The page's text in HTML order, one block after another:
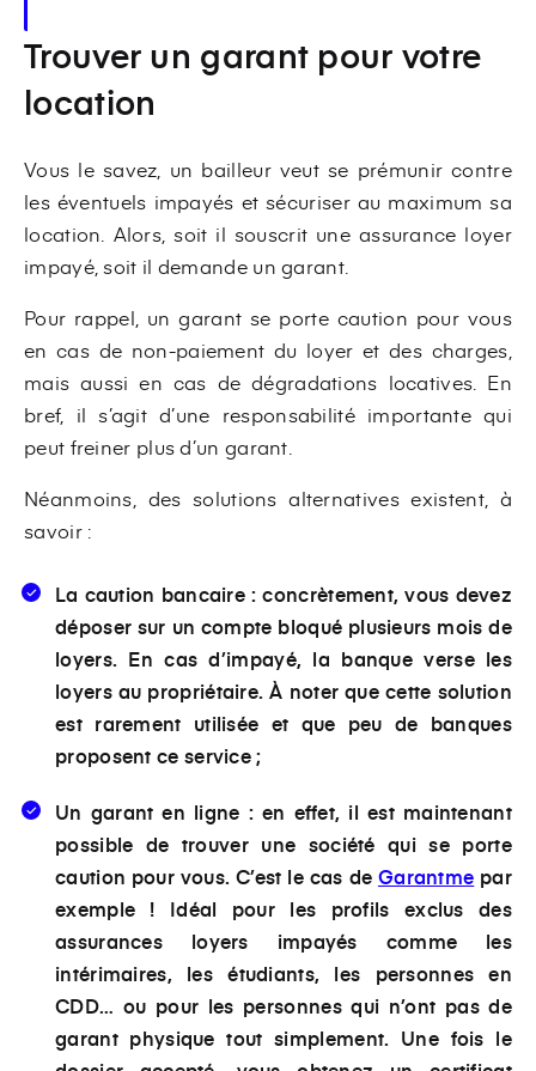
Trouver un garant pour votre
location
Vous le savez, un bailleur veut se prémunir contre
les éventuels impayés et sécuriser au maximum sa
location. Alors, soit il souscrit une assurance loyer
impayé, soit il demande un garant.
Pour rappel, un garant se porte caution pour vous
en cas de non-paiement du loyer et des charges,
mais aussi en cas de dégradations locatives. En
bref, il s’agit d’une responsabilité importante qui
peut freiner plus d’un garant.
Néanmoins, des solutions alternatives existent, à
savoir :
La caution bancaire :concrètement, vous devez
déposer sur un compte bloqué plusieurs mois de
loyers. En cas d’impayé, la banque verse les
loyers au propriétaire. À noter que cette solution
est rarement utilisée et que peu de banques
proposent ce service ;
Un garant en ligne : en effet, il est maintenant
possible de trouver une société qui se porte
caution pour vous. C’est le cas de Garantme par
exemple ! Idéal pour les profils exclus des
assurances loyers impayés comme les
intérimaires, les étudiants, les personnes en
CDD… ou pour les personnes qui n’ont pas de
garant physique tout simplement. Une fois le